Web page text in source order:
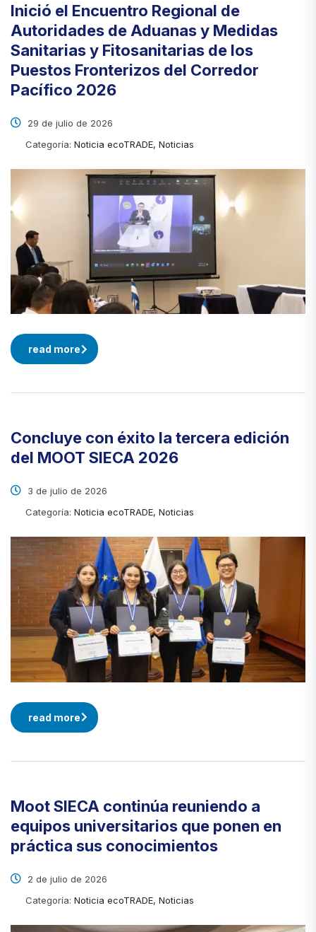
Inició el Encuentro Regional de
Autoridades de Aduanas y Medidas
Sanitarias y Fitosanitarias de los
Puestos Fronterizos del Corredor
Pacífico 2026
29 de julio de 2026
Categoría: Noticia ecoTRADE, Noticias
read more
Concluye con éxito la tercera edición
del MOOT SIECA 2026
3 de julio de 2026
Categoría: Noticia ecoTRADE, Noticias
read more
Moot SIECA continúa reuniendo a
equipos universitarios que ponen en
práctica sus conocimientos
2 de julio de 2026
Categoría: Noticia ecoTRADE, Noticias